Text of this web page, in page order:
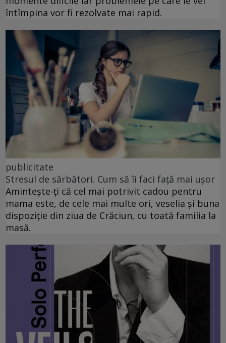
întîmpina vor fi rezolvate mai rapid.
publicitate
Stresul de sărbători. Cum să îi faci față mai ușor
Amintește-ți că cel mai potrivit cadou pentru
mama este, de cele mai multe ori, veselia și buna
dispoziție din ziua de Crăciun, cu toată familia la
masă.